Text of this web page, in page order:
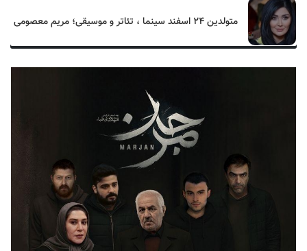
متولدین ۲۴ اسفند سینما ، تئاتر و موسیقی؛ مریم معصومی